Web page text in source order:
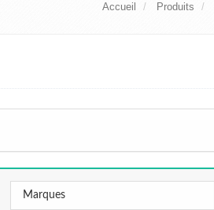
Accueil Produits
Marques